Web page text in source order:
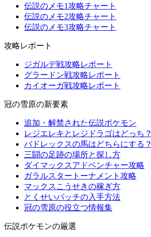
伝説のメモ1攻略チャート
伝説のメモ2攻略チャート
伝説のメモ3攻略チャート
攻略レポート
ジガルデ戦攻略レポート
グラードン戦攻略レポート
カイオーガ戦攻略レポート
冠の雪原の新要素
追加・解禁された伝説ポケモン
レジエレキとレジドラゴはどっち？
バドレックスの馬はどちらにする？
三闘の足跡の場所と探し方
ダイマックスアドベンチャー攻略
ガラルスタートーナメント攻略
マックスこうせきの稼ぎ方
とくせいパッチの入手方法
冠の雪原の役立つ情報集
伝説ポケモンの厳選